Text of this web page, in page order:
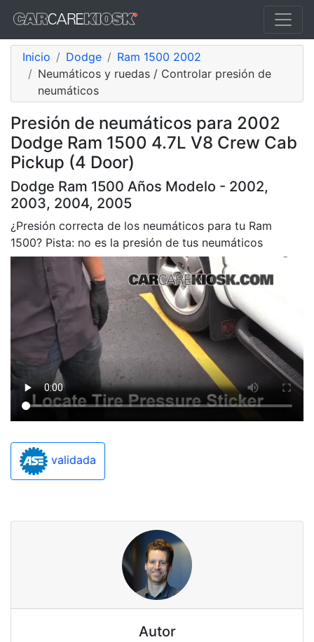
Inicio Dodge
Ram 1500 2002
Neumáticos y ruedas / Controlar presión de
neumáticos
Presión de neumáticos para 2002
Dodge Ram 1500 4.7L V8 Crew Cab
Pickup (4 Door)
Dodge Ram 1500 Años Modelo - 2002,
2003, 2004, 2005
¿Presión correcta de los neumáticos para tu Ram
1500? Pista: no es la presión de tus neumáticos
validada
Autor